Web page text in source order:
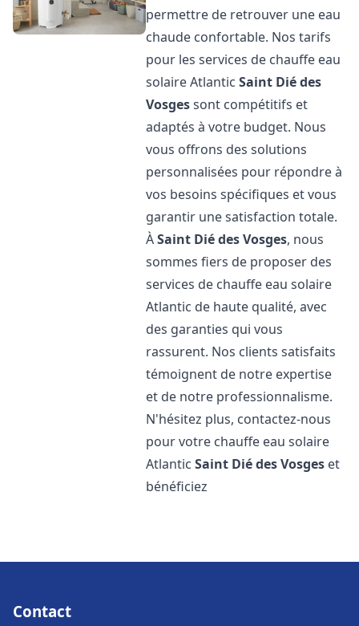
permettre de retrouver une eau
chaude confortable. Nos tarifs
pour les services de chauffe eau
solaire AtlanticSaint Dié des
Vosgessont compétitifs et
adaptés à votre budget. Nous
vous offrons des solutions
personnalisées pour répondre à
vos besoins spécifiques et vous
garantir une satisfaction totale.
ÀSaint Dié des Vosges, nous
sommes fiers de proposer des
services de chauffe eau solaire
Atlantic de haute qualité, avec
des garanties qui vous
rassurent. Nos clients satisfaits
témoignent de notre expertise
et de notre professionnalisme.
N'hésitez plus, contactez-nous
pour votre chauffe eau solaire
AtlanticSaint Dié des Vosges et
bénéficiez
Contact